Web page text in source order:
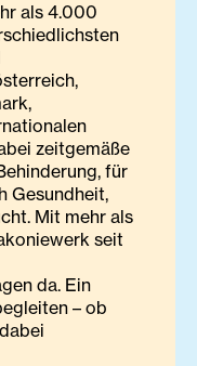
als 4.000
zeitgemäße
für
Gesundheit,
Mit mehr als
seit
da. Ein
– ob